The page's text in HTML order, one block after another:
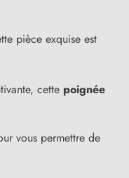
pièce exquise est
cette poignée
vous permettre de